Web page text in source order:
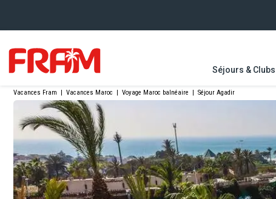
Séjours & Clubs
Vacances Fram | Vacances Maroc | Voyage Maroc balnéaire | Séjour Agadir